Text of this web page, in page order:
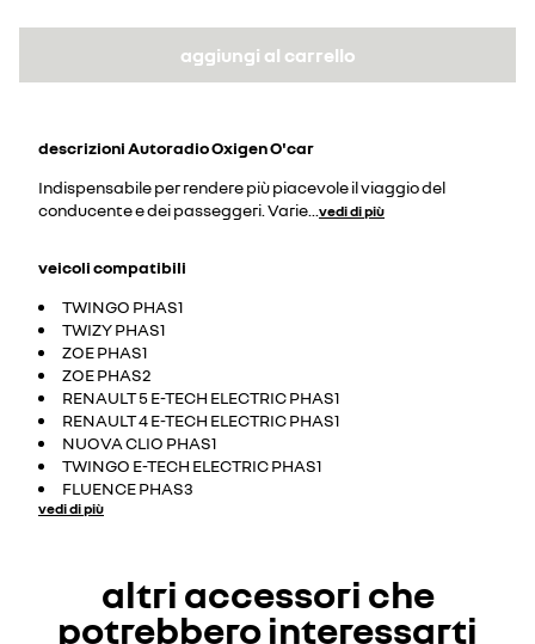
aggiungi al carrello
descrizioniAutoradio Oxigen O'car
Indispensabile per rendere più piacevole il viaggio del
conducente e dei passeggeri. Varie vedi di più
veicoli compatibili
TWINGO PHAS1
TWIZY PHAS1
ZOE PHAS1
ZOE PHAS2
RENAULT 5 E-TECH ELECTRIC PHAS1
RENAULT 4 E-TECH ELECTRIC PHAS1
NUOVA CLIO PHAS1
TWINGO E-TECH ELECTRIC PHAS1
FLUENCE PHAS3
vedi di più
altri accessori che
potrebbero interessarti